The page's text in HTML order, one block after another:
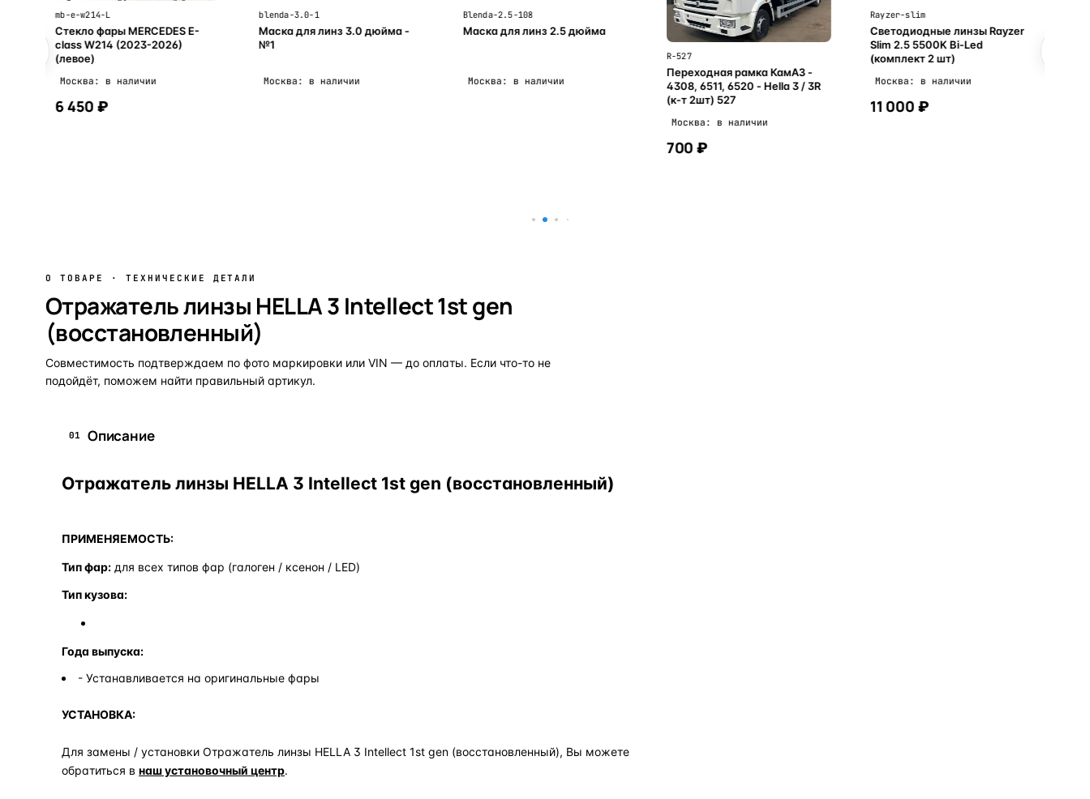
mb-e-w214-L
Стекло фары MERCEDES E-
class W214 (2023-2026)
(левое)
Москва: в наличии
6 450 ₽
blenda-3.0-1
Маска для линз 3.0 дюйма -
№1
Москва: в наличии
Blenda-2.5-108
Маска для линз 2.5 дюйма
Москва: в наличии
R-527
Переходная рамка КамАЗ -
4308, 6511, 6520 - Hella 3 / 3R
(к-т 2шт) 527
Москва: в наличии
700 ₽
Rayzer-slim
Светодиодные линзы Rayzer
Slim 2.5 5500K Bi-Led
(комплект 2 шт)
Москва: в наличии
11 000 ₽
О ТОВАРЕ · ТЕХНИЧЕСКИЕ ДЕТАЛИ
Отражатель линзы HELLA 3 Intellect 1st gen
(восстановленный)
Совместимость подтверждаем по фото маркировки или VIN — до оплаты. Если что-то не
подойдёт, поможем найти правильный артикул.
01 Описание
Отражатель линзы HELLA 3 Intellect 1st gen (восстановленный)
ПРИМЕНЯЕМОСТЬ:
Тип фар: для всех типов фар (галоген / ксенон / LED)
Тип кузова:
Года выпуска:
- Устанавливается на оригинальные фары
УСТАНОВКА:
Для замены / установки Отражатель линзы HELLA 3 Intellect 1st gen (восстановленный), Вы можете
обратиться в наш установочный центр.